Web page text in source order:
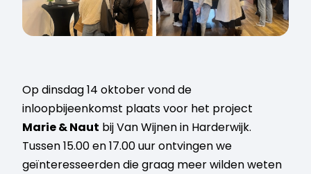
Op dinsdag 14 oktober vond de
inloopbijeenkomst plaats voor het project
Marie & Naut bij Van Wijnen in Harderwijk.
Tussen 15.00 en 17.00 uur ontvingen we
geïnteresseerden die graag meer wilden weten